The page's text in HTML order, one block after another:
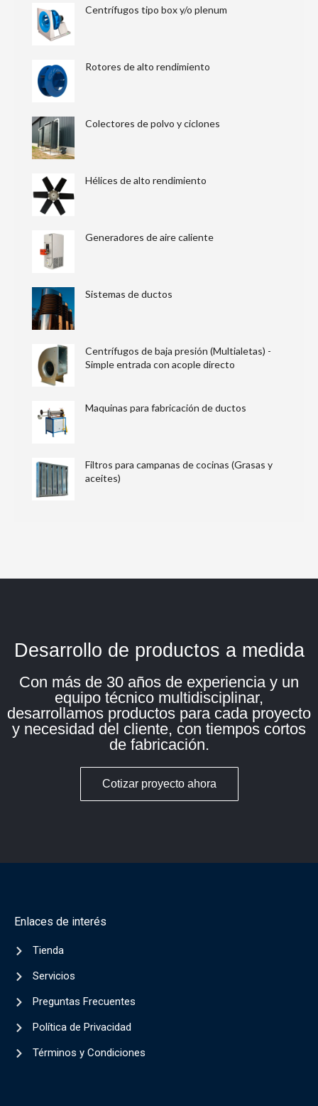
Centrífugos tipo box y/o plenum
Rotores de alto rendimiento
Colectores de polvo y ciclones
Hélices de alto rendimiento
Generadores de aire caliente
Sistemas de ductos
Centrífugos de baja presión (Multialetas) -
Simple entrada con acople directo
Maquinas para fabricación de ductos
Filtros para campanas de cocinas (Grasas y
aceites)
Desarrollo de productos a medida
Con más de 30 años de experiencia y un
equipo técnico multidisciplinar,
desarrollamos productos para cada proyecto
y necesidad del cliente, con tiempos cortos
de fabricación.
Cotizar proyecto ahora
Enlaces de interés
Tienda
Servicios
Preguntas Frecuentes
Política de Privacidad
Términos y Condiciones